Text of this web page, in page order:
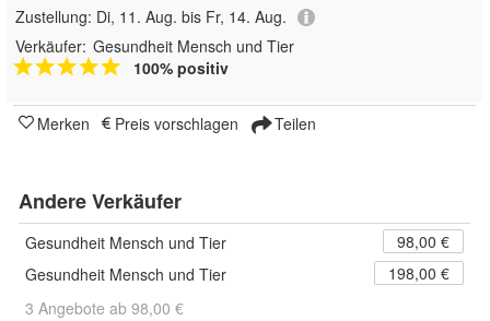
Zustellung: Di, 11. Aug. bis Fr, 14. Aug.
Verkäufer: Gesundheit Mensch und Tier
100% positiv
Merken Preis vorschlagen Teilen
Andere Verkäufer
Gesundheit Mensch und Tier
98,00 €
Gesundheit Mensch und Tier
198,00 €
3 Angebote ab 98,00 €